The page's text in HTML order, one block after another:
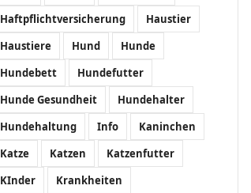
Haftpflichtversicherung
Haustier
Haustiere
Hund
Hunde
Hundebett
Hundefutter
Hunde Gesundheit
Hundehalter
Hundehaltung
Info
Kaninchen
Katze
Katzen
Katzenfutter
KInder
Krankheiten